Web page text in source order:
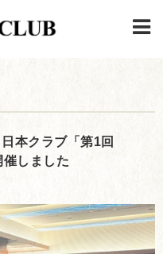
本クラブ「第1回
しました
CONTACT・PARKING
USER
›